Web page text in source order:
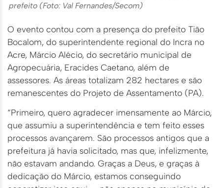
prefeito (Foto: Val Fernandes/Secom)
O evento contou com a presença do prefeito Tião
Bocalom, do superintendente regional do Incra no
Acre, Márcio Alécio, do secretário municipal de
Agropecuária, Eracides Caetano, além de
assessores. As áreas totalizam 282 hectares e são
remanescentes do Projeto de Assentamento (PA).
“Primeiro, quero agradecer imensamente ao Márcio,
que assumiu a superintendência e tem feito esses
processos avançarem. São processos antigos que a
prefeitura já havia solicitado, mas que, infelizmente,
não estavam andando. Graças a Deus, e graças à
dedicação do Márcio, estamos conseguindo